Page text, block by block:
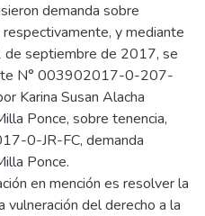
demanda sobre
y mediante
de septiembre de 2017, se
N° 003902017-0-207-
Karina Susan Alacha
Ponce, sobre tenencia,
0-JR-FC, demanda
Ponce.
en mención es resolver la
vulneración del derecho a la